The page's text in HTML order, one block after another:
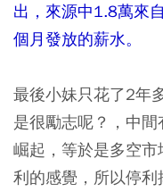
出，來源中1.8萬來
個月發放的薪水。
最後小妹只花了2年
是很勵志呢？，中
崛起，等於是多空
利的感覺，所以停